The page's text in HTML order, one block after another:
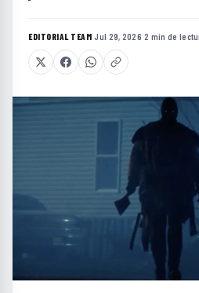
EDITORIAL TEAM·Jul 29, 2026·2 min de